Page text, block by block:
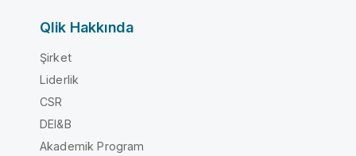
Qlik Hakkında
Şirket
Liderlik
CSR
DEI&B
Akademik Program